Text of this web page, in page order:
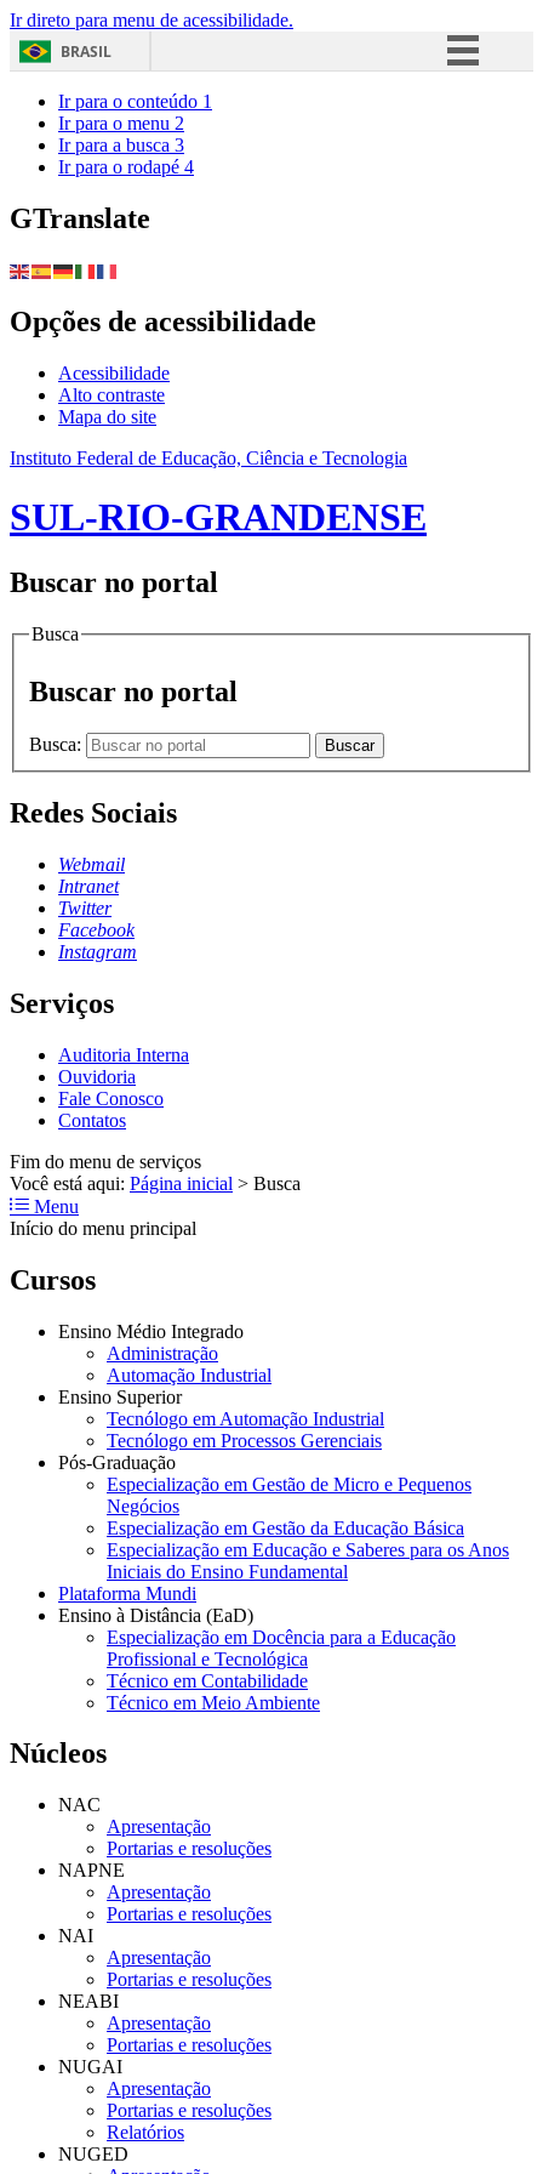
Ir direto para menu de acessibilidade.
BRASIL
Ir para o conteúdo 1
Ir para o menu 2
Ir para a busca 3
Ir para o rodapé 4
GTranslate
Opções de acessibilidade
Acessibilidade
Alto contraste
Mapa do site
Instituto Federal de Educação, Ciência e Tecnologia
SUL-RIO-GRANDENSE
Buscar no portal
Busca
Buscar no portal
Busca: Buscar
Redes Sociais
Webmail
Intranet
Twitter
Facebook
Instagram
Serviços
Auditoria Interna
Ouvidoria
Fale Conosco
Contatos
Fim do menu de serviços
Você está aqui: Página inicial > Busca
Menu
Início do menu principal
Cursos
Ensino Médio Integrado
Administração
Automação Industrial
Ensino Superior
Tecnólogo em Automação Industrial
Tecnólogo em Processos Gerenciais
Pós-Graduação
Especialização em Gestão de Micro e Pequenos
Negócios
Especialização em Gestão da Educação Básica
Especialização em Educação e Saberes para os Anos
Iniciais do Ensino Fundamental
Plataforma Mundi
Ensino à Distância (EaD)
Especialização em Docência para a Educação
Profissional e Tecnológica
Técnico em Contabilidade
Técnico em Meio Ambiente
Núcleos
NAC
Apresentação
Portarias e resoluções
NAPNE
Apresentação
Portarias e resoluções
NAI
Apresentação
Portarias e resoluções
NEABI
Apresentação
Portarias e resoluções
NUGAI
Apresentação
Portarias e resoluções
Relatórios
NUGED